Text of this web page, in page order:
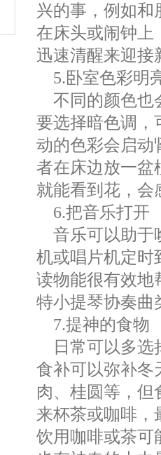
兴的事，例如和
在床头或闹钟上
迅速清醒来迎接
5.卧室色彩明
不同的颜色也
要选择暗色调，
动的色彩会启动
者在床边放一盆
就能看到花，会
6.把音乐打开
音乐可以助于
机或唱片机定时
读物能很有效地
特小提琴协奏曲
7.提神的食物
日常可以多
食补可以弥补冬
肉、桂圆等，
来杯茶或咖啡，
饮用咖啡或茶可